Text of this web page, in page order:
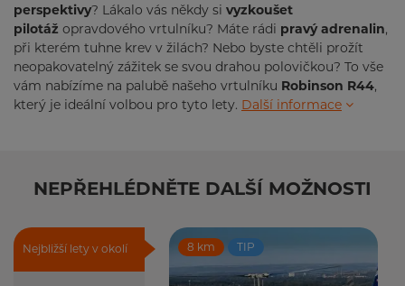
perspektivy? Lákalo vás někdy si vyzkoušet
pilotáž opravdového vrtulníku? Máte rádi pravý adrenalin,
při kterém tuhne krev v žilách? Nebo byste chtěli prožít
neopakovatelný zážitek se svou drahou polovičkou? To vše
vám nabízíme na palubě našeho vrtulníku Robinson R44,
který je ideální volbou pro tyto lety. Další informace
NEPŘEHLÉDNĚTE DALŠÍ MOŽNOSTI
Nejbližší lety v okolí 8 km TIP